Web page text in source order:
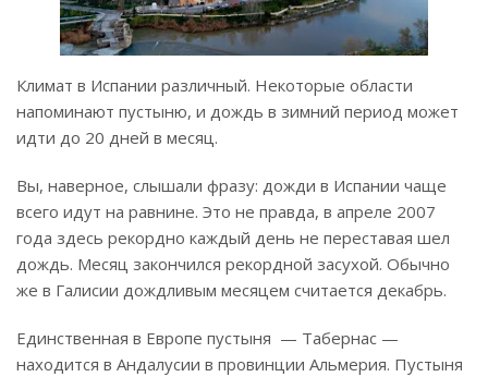
Климат в Испании различный. Некоторые области
напоминают пустыню, и дождь в зимний период может
идти до 20 дней в месяц.
Вы, наверное, слышали фразу: дожди в Испании чаще
всего идут на равнине. Это не правда, в апреле 2007
года здесь рекордно каждый день не переставая шел
дождь. Месяц закончился рекордной засухой. Обычно
же в Галисии дождливым месяцем считается декабрь.
Единственная в Европе пустыня — Табернас —
находится в Андалусии в провинции Альмерия. Пустыня